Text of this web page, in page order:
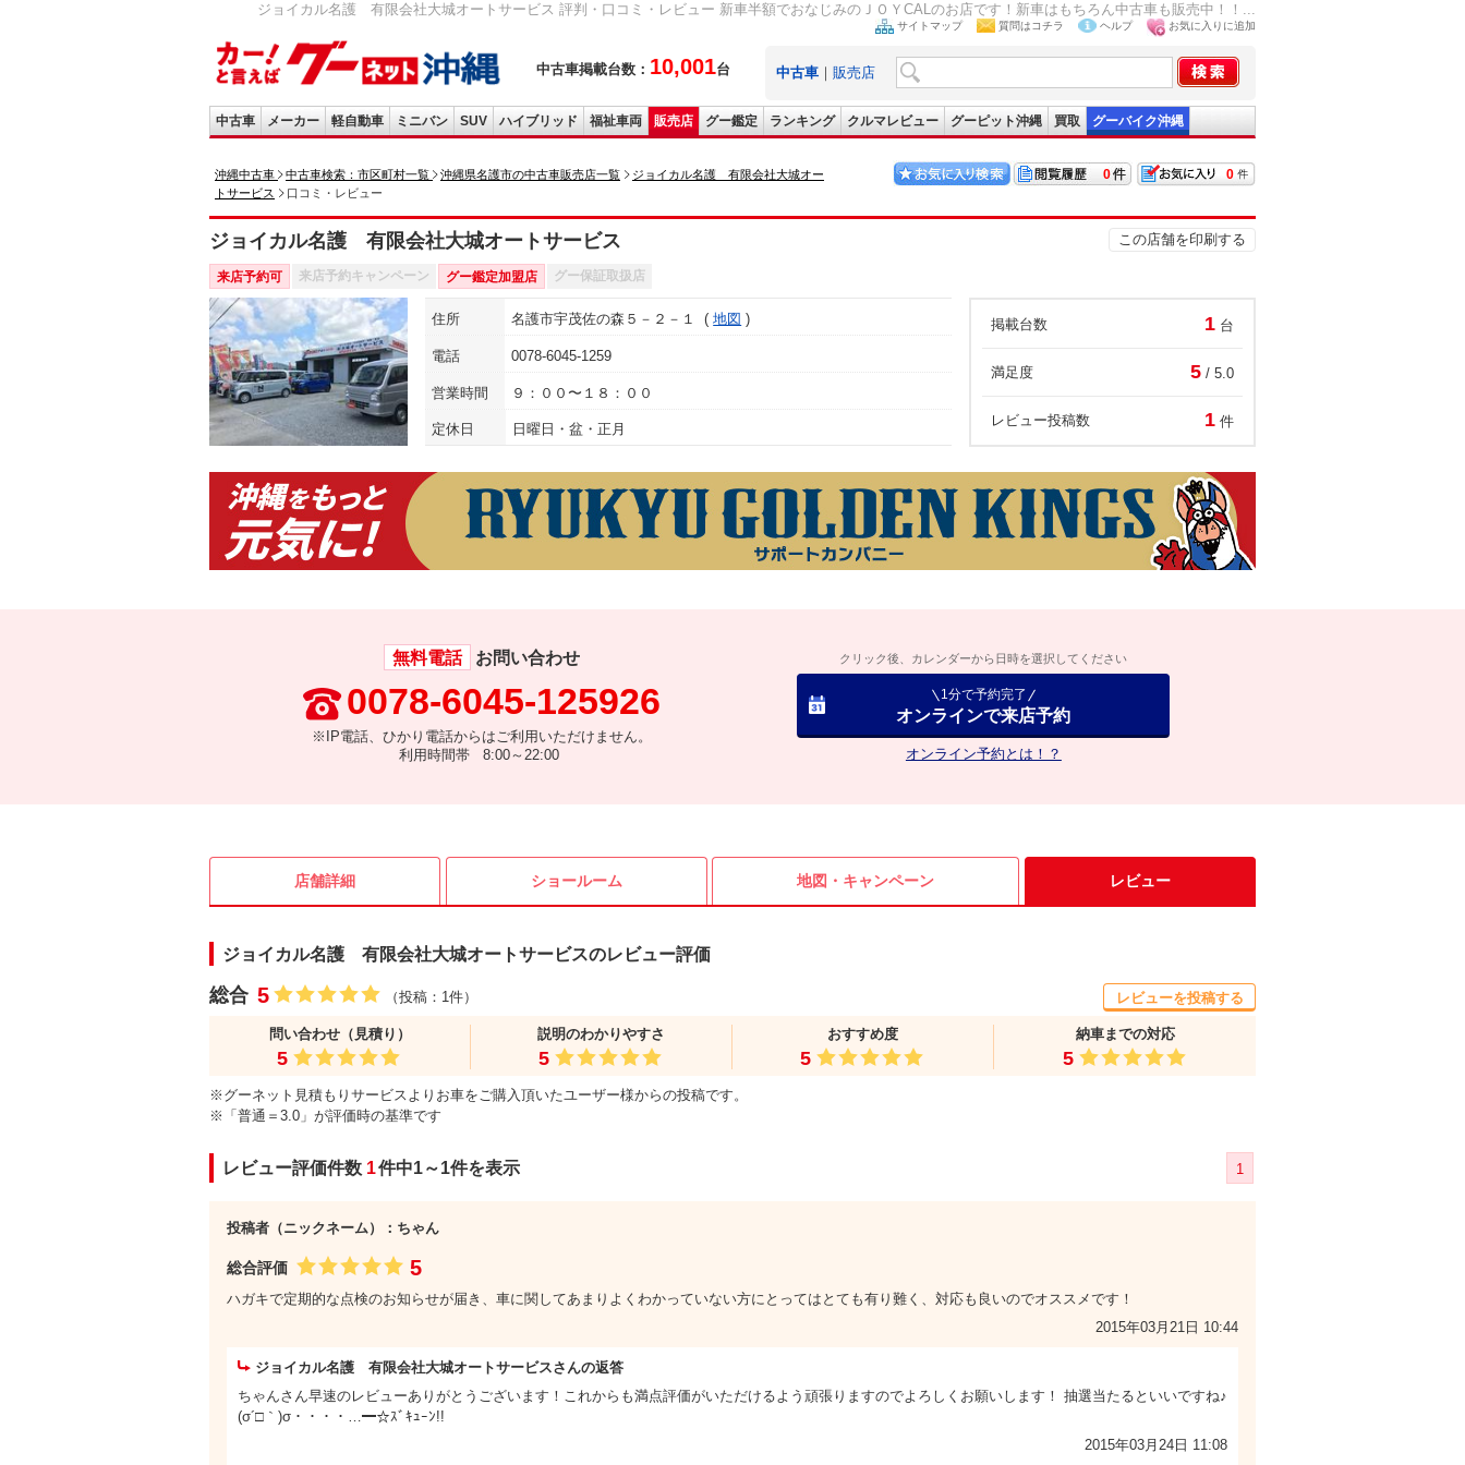
ジョイカル名護 有限会社大城オートサービス 評判・口コミ・レビュー 新車半額でおなじみのＪＯＹCALのお店です！新車はもちろん中古車も販売中！！...
中古車掲載台数： 10,001台
サイトマップ 質問はコチラ ヘルプ お気に入りに追加
中古車 ｜ 販売店
中古車 メーカー 軽自動車 ミニバン SUV ハイブリッド 福祉車両 販売店 グー鑑定 ランキング クルマレビュー グーピット沖縄 買取 グーバイク沖縄
沖縄中古車 中古車検索：市区町村一覧 沖縄県名護市の中古車販売店一覧
ジョイカル名護 有限会社大城オー
トサービス
口コミ・レビュー
0
0
ジョイカル名護 有限会社大城オートサービス この店舗を印刷する
来店予約可 来店予約キャンペーン グー鑑定加盟店 グー保証取扱店
住所 名護市宇茂佐の森５－２－１ 地図
電話 0078-6045-1259
営業時間 ９：００〜１８：００
定休日 日曜日・盆・正月
掲載台数 1 台
満足度 5 / 5.0
レビュー投稿数 1 件
無料電話 お問い合わせ
0078-6045-125926
※IP電話、ひかり電話からはご利用いただけません。
利用時間帯 8:00～22:00
クリック後、カレンダーから日時を選択してください
1分で予約完了
オンラインで来店予約
オンライン予約とは！？
店舗詳細 ショールーム 地図・ キャンペーン レビュー
ジョイカル名護 有限会社大城オートサービスのレビュー評価
総合 5 （投稿：1件）
問い合わせ（見積り）
5
説明のわかりやすさ
5
おすすめ度
5
納車までの対応
5
※グーネット見積もりサービスよりお車をご購入頂いたユーザー様からの投稿です。
※「普通＝3.0」が評価時の基準です
レビューを投稿する
レビュー評価件数 1件中1～1件を表示 1
投稿者（ニックネーム）：ちゃん
総合評価 5
ハガキで定期的な点検のお知らせが届き、車に関してあまりよくわかっていない方にとってはとても有り難く、対応も良いのでオススメです！
2015年03月21日 10:44
ジョイカル名護 有限会社大城オートサービスさんの返答
ちゃんさん早速のレビューありがとうございます！これからも満点評価がいただけるよう頑張りますのでよろしくお願いします！ 抽選当たるといいですね♪
(σ´□｀)σ・・・・…━☆ｽﾞｷｭｰﾝ!!
2015年03月24日 11:08